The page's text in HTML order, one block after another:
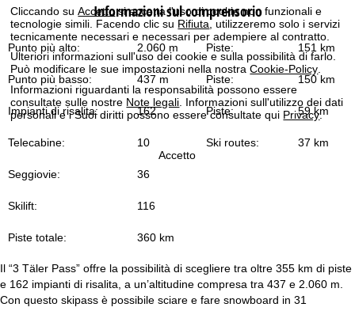
Cliccando suAccettosi accetta l'uso di cookie non funzionali e
tecnologie simili. Facendo clic su Rifiuta, utilizzeremo solo i servizi
tecnicamente necessari e necessari per adempiere al contratto.
Ulteriori informazioni sull'uso dei cookie e sulla possibilità di farlo.
Può modificare le sue impostazioni nella nostraCookie-Policy
Informazioni riguardanti la responsabilità possono essere
consultate sulle nostre Note legali . Informazioni sull'utilizzo dei dati
personali e i Suoi diritti possono essere consultate qui Privacy.
Accetto
e
p
a
g
Informazioni sul comprensorio
Punto più alto: 2.060 m Piste: 151 km
Punto più basso: 437 m Piste: 150 km
Impianti di risalita: 162 Piste: 59 km
Telecabine: 10 Ski routes: 37 km
Seggiovie: 36
Skilift: 116
Piste totale: 360 km
Il “3 Täler Pass” offre la possibilità di scegliere tra oltre 355 km di piste
e 162 impianti di risalita, a un’altitudine compresa tra 437 e 2.060 m.
Con questo skipass è possibile sciare e fare snowboard in 31